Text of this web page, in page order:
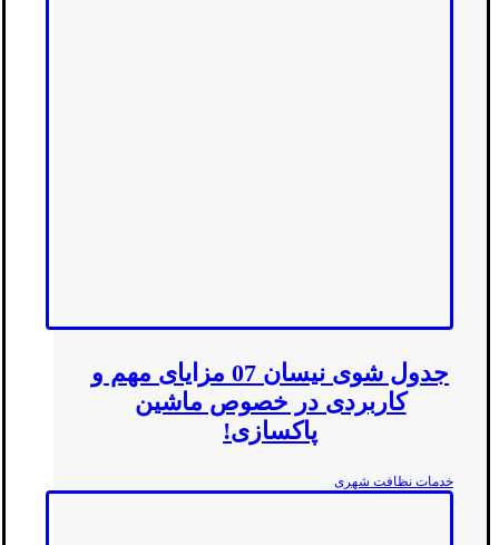
جدول شوی نیسان 07 مزایای مهم و
کاربردی در خصوص ماشین
پاکسازی!
خدمات نظافت شهری